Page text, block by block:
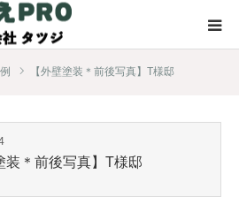
【外壁塗装＊前後写真】T様邸
装＊前後写真】T様邸